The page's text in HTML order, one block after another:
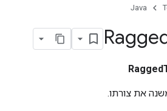
Java
את צורתו.